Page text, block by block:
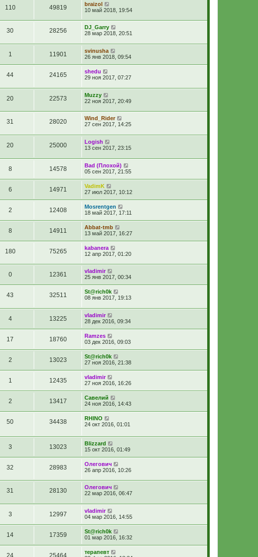
110 49819
braizol
10 май 2018, 19:54
30 28256
DJ_Garry
28 мар 2018, 20:51
1 11901
svinusha
26 янв 2018, 09:54
44 24165
shedu
29 ноя 2017, 07:27
20 22573
Muzzy
22 ноя 2017, 20:49
31 28020
Wind_Rider
27 сен 2017, 14:25
20 25000
Logish
13 сен 2017, 23:15
8 14578
Bad (Плохой)
05 сен 2017, 21:55
6 14971
VadimK
27 июл 2017, 10:12
2 12408
Mosrentgen
18 май 2017, 17:11
8 14911
Abbat-tmb
13 май 2017, 16:27
180 75265
kabanera
12 апр 2017, 01:20
0 12361
vladimir
25 янв 2017, 00:34
43 32511
St@rich0k
08 янв 2017, 19:13
4 13225
vladimir
28 дек 2016, 09:34
17 18760
Ramzes
03 дек 2016, 09:03
2 13023
St@rich0k
27 ноя 2016, 21:38
1 12435
vladimir
27 ноя 2016, 16:26
2 13417
Савелий
24 ноя 2016, 14:43
50 34438
RHINO
24 окт 2016, 01:01
3 13023
Blizzard
15 окт 2016, 01:49
32 28983
Олегович
26 апр 2016, 10:26
31 28130
Олегович
22 мар 2016, 06:47
3 12997
vladimir
04 мар 2016, 14:55
14 17359
St@rich0k
01 мар 2016, 16:32
24 25464
терапевт